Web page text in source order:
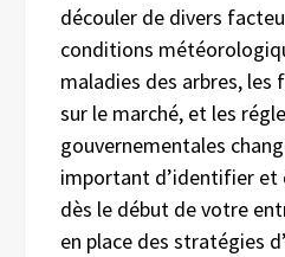
découler de divers
conditions
maladies des arbres,
sur le marché, et les
gouvernementales
important d’identifier et
dès le début de votre
en place des stratégies